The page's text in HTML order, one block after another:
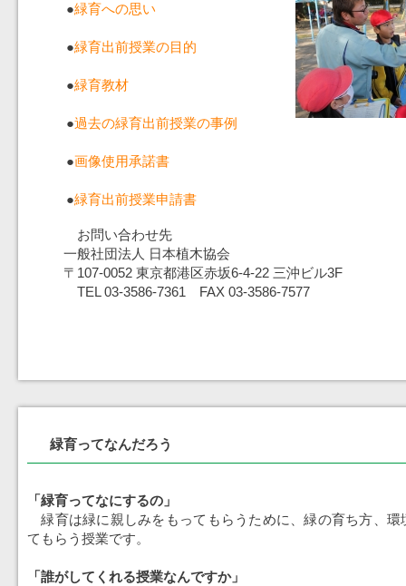
●緑育への思い
●緑育出前授業の目的
●緑育教材
●過去の緑育出前授業の事例
●画像使用承諾書
●緑育出前授業申請書
お問い合わせ先
一般社団法人 日本植木協会
〒107-0052 東京都港区赤坂6-4-22 三沖ビル3F
TEL 03-3586-7361 FAX 03-3586-7577
緑育ってなんだろう
「緑育ってなにするの」
緑育は緑に親しみをもってもらうために、緑の育ち方、環
てもらう授業です。
「誰がしてくれる授業なんですか」